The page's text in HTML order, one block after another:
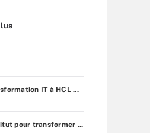
IT à HCL ...
pour transformer ...